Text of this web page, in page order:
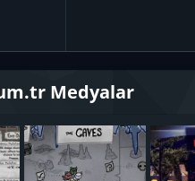
Medyalar